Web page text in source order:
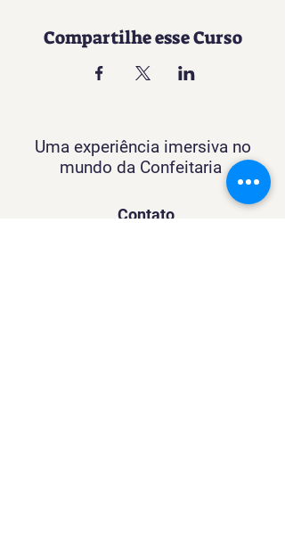
Compartilhe esse Curso
Uma experiência imersiva no
mundo da Confeitaria
Contato